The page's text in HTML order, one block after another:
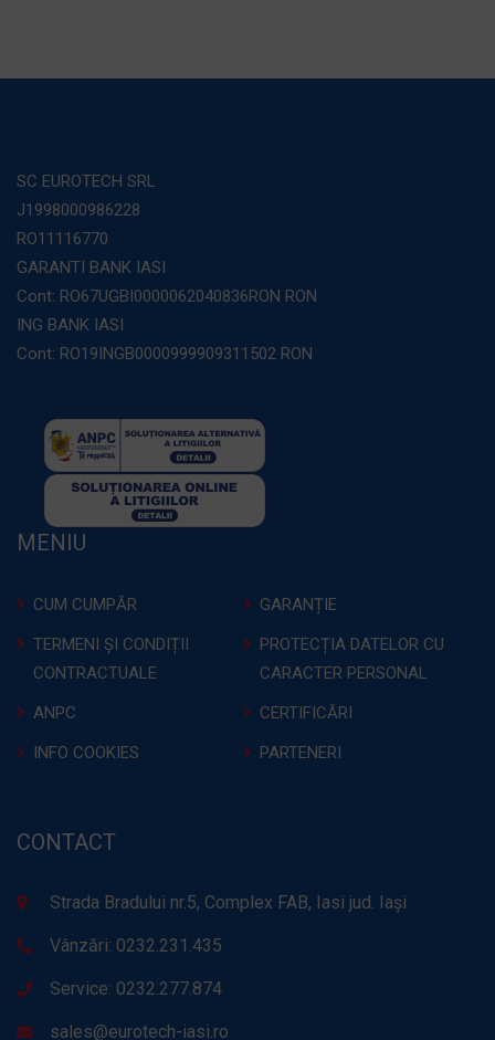
SC EUROTECH SRL
J1998000986228
RO11116770
GARANTI BANK IASI
Cont: RO67UGBI0000062040836RON RON
ING BANK IASI
Cont: RO19INGB0000999909311502 RON
MENIU
CUM CUMPĂR
GARANȚIE
TERMENI ȘI CONDIȚII
CONTRACTUALE
PROTECȚIA DATELOR CU
CARACTER PERSONAL
ANPC
CERTIFICĂRI
INFO COOKIES
PARTENERI
CONTACT
Strada Bradului nr.5, Complex FAB, Iasi jud. Iași
Vânzări: 0232.231.435
Service: 0232.277.874
sales@eurotech-iasi.ro